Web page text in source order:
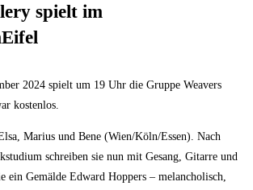
spielt im
2024 spielt um 19 Uhr die Gruppe Weavers
kostenlos.
Marius und Bene (Wien/Köln/Essen). Nach
schreiben sie nun mit Gesang, Gitarre und
ein Gemälde Edward Hoppers – melancholisch,